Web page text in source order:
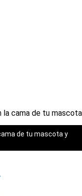
de tu mascota y